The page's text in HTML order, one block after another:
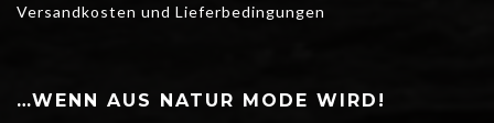
Versandkosten und Lieferbedingungen
…WENN AUS NATUR MODE WIRD!